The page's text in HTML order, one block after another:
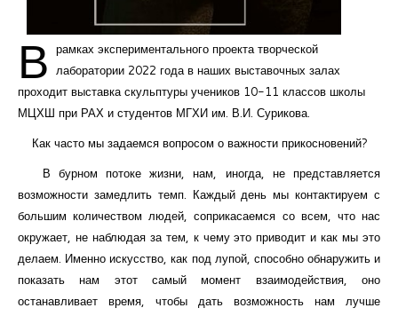
В рамках экспериментального проекта творческой
лаборатории 2022 года в наших выставочных залах
проходит выставка скульптуры учеников 10-11 классов школы
МЦХШ при РАХ и студентов МГХИ им. В.И. Сурикова.
Как часто мы задаемся вопросом о важности прикосновений?
В бурном потоке жизни, нам, иногда, не представляется
возможности замедлить темп. Каждый день мы контактируем с
большим количеством людей, соприкасаемся со всем, что нас
окружает, не наблюдая за тем, к чему это приводит и как мы это
делаем. Именно искусство, как под лупой, способно обнаружить и
показать нам этот самый момент взаимодействия, оно
останавливает время, чтобы дать возможность нам лучше